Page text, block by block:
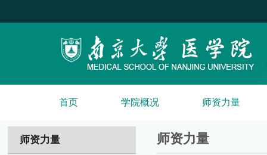
首页 学院概况 师资力量
师资力量 师资力量